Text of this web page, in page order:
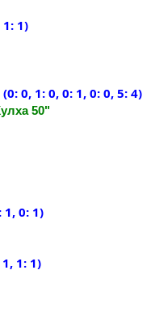
1)
0, 1: 0, 0: 1, 0: 0, 5: 4)
50"
0: 1)
1: 1)